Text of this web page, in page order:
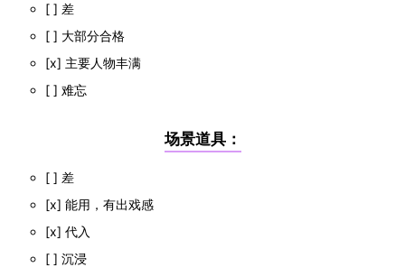
[ ] 差
[ ] 大部分合格
[x] 主要人物丰满
[ ] 难忘
场景道具：
[ ] 差
[x] 能用，有出戏感
[x] 代入
[ ] 沉浸